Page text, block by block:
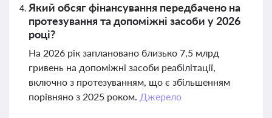
Який обсяг фінансування передбачено на
протезування та допоміжні засоби у 2026
році?
На 2026 рік заплановано близько 7,5 млрд
гривень на допоміжні засоби реабілітації,
включно з протезуванням, що є збільшенням
порівняно з 2025 роком. Джерело